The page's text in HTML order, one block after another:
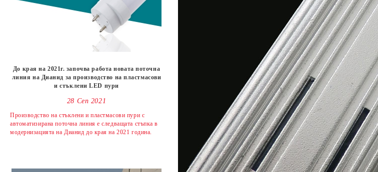
До края на 2021г. започва работа новата поточна
линия на Дианид за производство на пластмасови
и стъклени LED пури
28 Сеп 2021
Производство на стъклени и пластмасови пури с
автоматизирана поточна линия е следващата стъпка в
модернизацията на Дианид до края на 2021 година.